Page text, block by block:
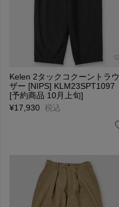
Kelen 2タックコクーントラウ
ザー [NIPS] KLM23SPT1097
[予約商品 10月上旬]
¥17,930 税込